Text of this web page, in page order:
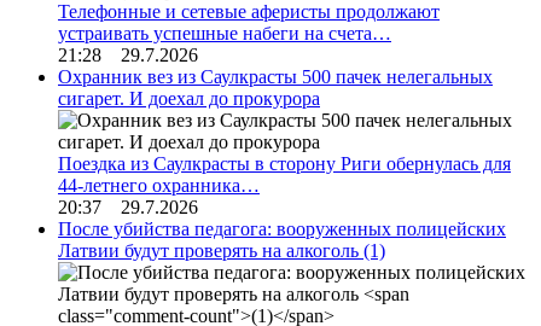
Телефонные и сетевые аферисты продолжают
устраивать успешные набеги на счета…
21:28 29.7.2026
Охранник вез из Саулкрасты 500 пачек нелегальных
сигарет. И доехал до прокурора
Поездка из Саулкрасты в сторону Риги обернулась для
44-летнего охранника…
20:37 29.7.2026
После убийства педагога: вооруженных полицейских
Латвии будут проверять на алкоголь (1)